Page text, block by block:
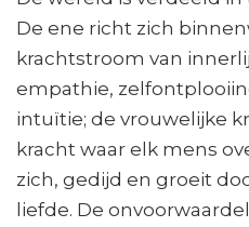
De ene richt zich
krachtstroom van
empathie,
intuïtie; de vrouwelijke
kracht waar elk mens
zich, gedijd en groeit
liefde. De